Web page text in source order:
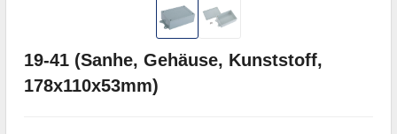
19-41 (Sanhe, Gehäuse, Kunststoff,
178x110x53mm)